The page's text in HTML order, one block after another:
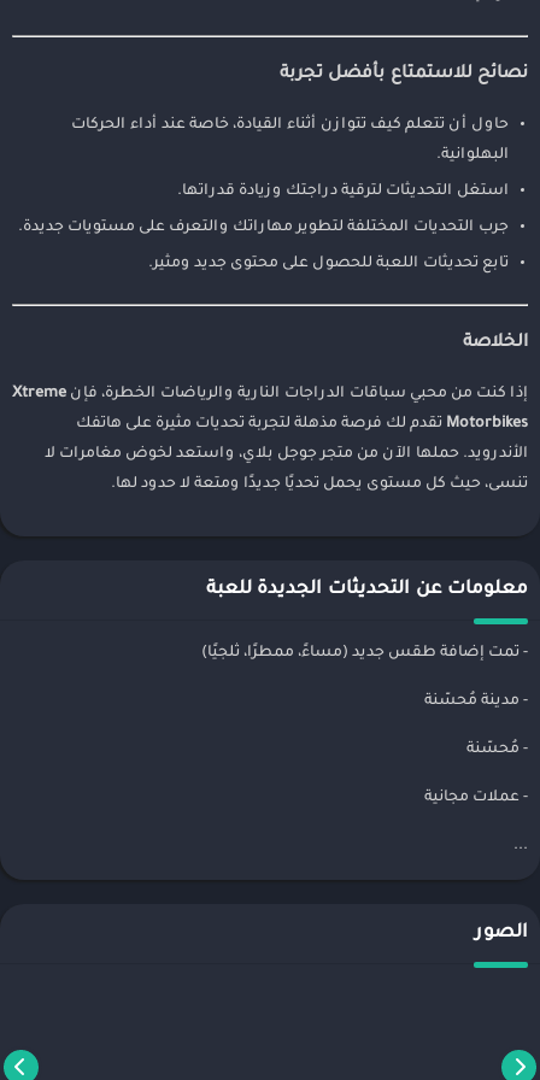
نصائح للاستمتاع بأفضل تجربة
حاول أن تتعلم كيف تتوازن أثناء القيادة، خاصة عند أداء الحركات
البهلوانية.
استغل التحديثات لترقية دراجتك وزيادة قدراتها.
جرب التحديات المختلفة لتطوير مهاراتك والتعرف على مستويات جديدة.
تابع تحديثات اللعبة للحصول على محتوى جديد ومثير.
الخلاصة
إذا كنت من محبي سباقات الدراجات النارية والرياضات الخطرة، فإن Xtreme
Motorbikes تقدم لك فرصة مذهلة لتجربة تحديات مثيرة على هاتفك
الأندرويد. حملها الآن من متجر جوجل بلاي، واستعد لخوض مغامرات لا
تنسى، حيث كل مستوى يحمل تحديًا جديدًا ومتعة لا حدود لها.
معلومات عن التحديثات الجديدة للعبة
- تمت إضافة طقس جديد (مساءً، ممطرًا، ثلجيًا)
- مدينة مُحسّنة
- مُحسّنة
- عملات مجانية
...
الصور